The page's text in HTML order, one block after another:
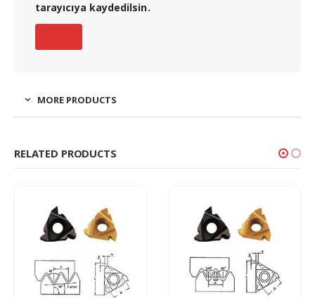
tarayıcıya kaydedilsin.
MORE PRODUCTS
RELATED PRODUCTS